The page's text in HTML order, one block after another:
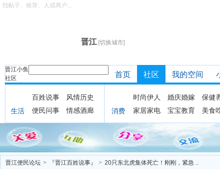
晋江 [切换城市]
晋江小鱼
社区
找帖子、推荐、人或商户...
首页 社区 我的空间
生活
百姓说事
风情历史
便民问事
情感酒廊 消费
时尚伊人 婚庆婚嫁
保健
家居家电
宝宝教育 美食
晋江便民论坛 > 『晋江百姓说事』 > 20只东北虎集体死亡！刚刚，紧急 ..